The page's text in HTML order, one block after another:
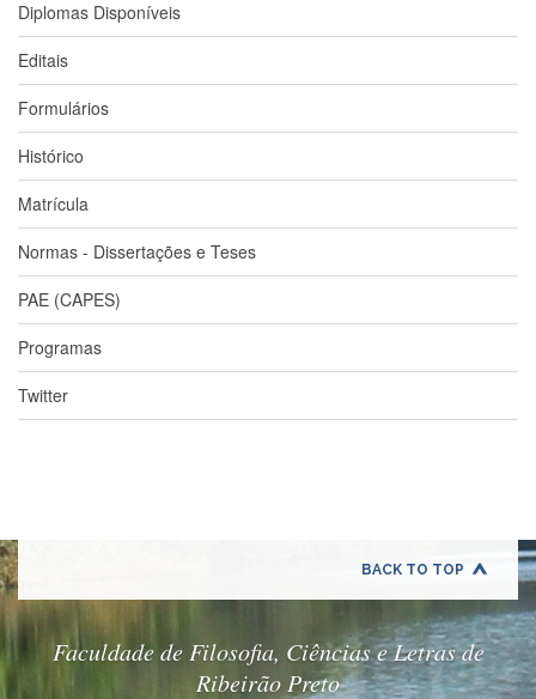
Diplomas Disponíveis
Editais
Formulários
Histórico
Matrícula
Normas - Dissertações e Teses
PAE (CAPES)
Programas
Twitter
BACK TO TOP
Faculdade de Filosofia, Ciências e Letras de
Ribeirão Preto